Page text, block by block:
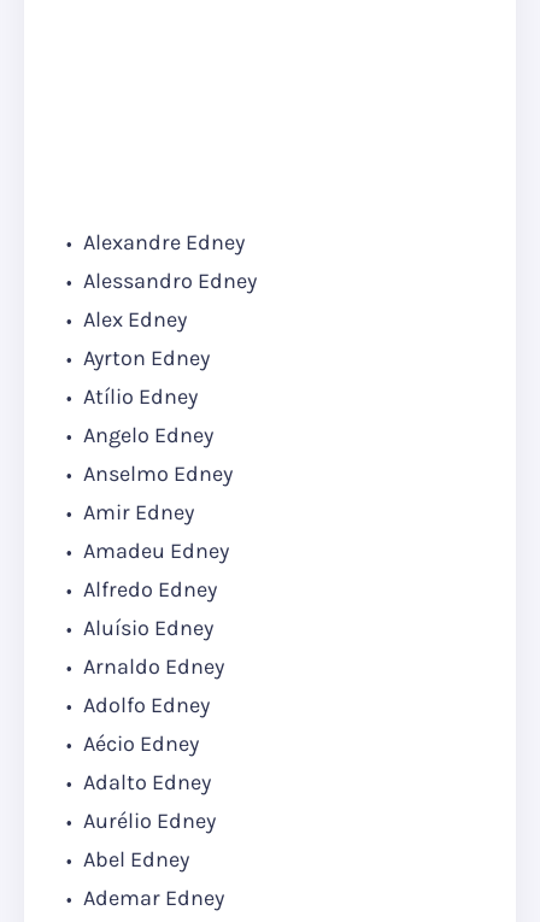
Alexandre Edney
Alessandro Edney
Alex Edney
Ayrton Edney
Atílio Edney
Angelo Edney
Anselmo Edney
Amir Edney
Amadeu Edney
Alfredo Edney
Aluísio Edney
Arnaldo Edney
Adolfo Edney
Aécio Edney
Adalto Edney
Aurélio Edney
Abel Edney
Ademar Edney